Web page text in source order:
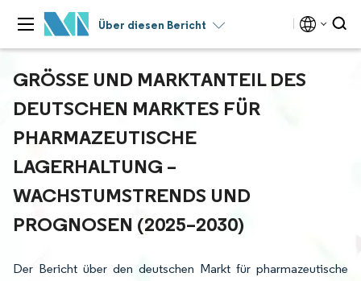
Über diesen Bericht
GRÖSSE UND MARKTANTEIL DES D
EUTSCHEN MARKTES FÜR P
HARMAZEUTISCHE L
AGERHALTUNG – W
ACHSTUMSTRENDS UND P
ROGNOSEN (2025–2030)
Der Bericht über den deutschen Markt für pharmazeutische